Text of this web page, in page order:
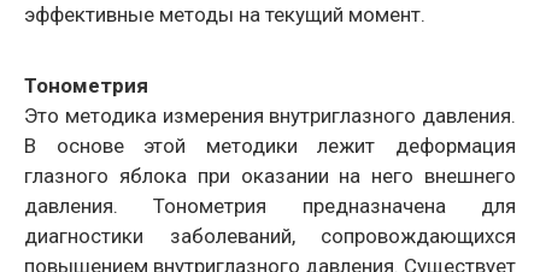
эффективные методы на текущий момент.
Тонометрия
Это методика измерения внутриглазного давления.
В основе этой методики лежит деформация
глазного яблока при оказании на него внешнего
давления. Тонометрия предназначена для
диагностики заболеваний, сопровождающихся
повышением внутриглазного давления. Существует